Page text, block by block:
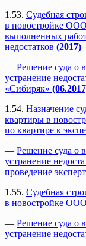
1.53. Судебная
в новостройке
выполненных
недостатков (2017)
— Решение суда о
устранение
«Сибиряк»
1.54. Назначение
квартиры в
по квартире к
— Решение суда о
устранение
проведение
1.55. Судебная
в новостройке
— Решение суда о
устранение